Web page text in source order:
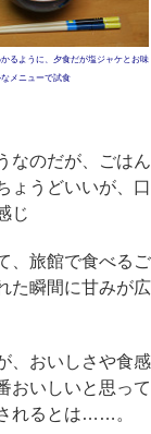
るように、夕食だが塩ジャケとお味
メニューで試食
なのだが、ごはん
ょうどいいが、口
じ
、旅館で食べるご
た瞬間に甘みが広
、おいしさや食感
おいしいと思って
れるとは……。